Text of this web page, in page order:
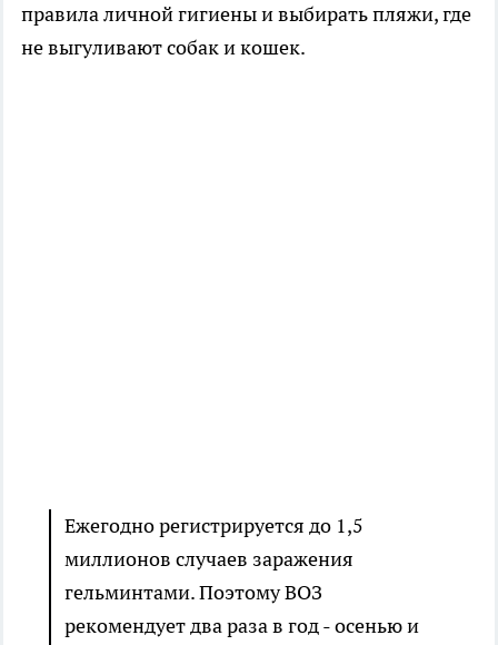
правила личной гигиены и выбирать пляжи, где
не выгуливают собак и кошек.
Ежегодно регистрируется до 1,5
миллионов случаев заражения
гельминтами. Поэтому ВОЗ
рекомендует два раза в год - осенью и